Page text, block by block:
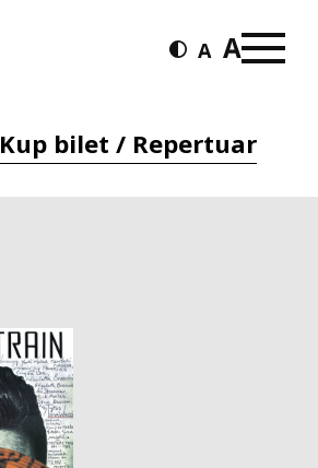
Kup bilet / Repertuar